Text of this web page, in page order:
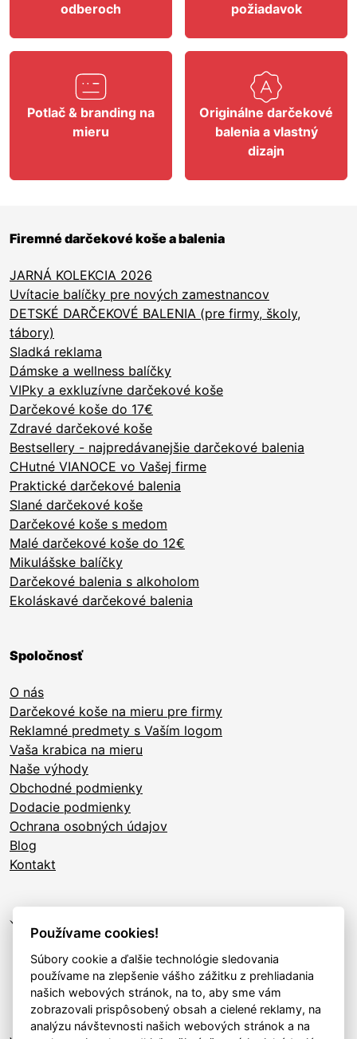
odberoch
požiadavok
Potlač & branding na
mieru
Originálne darčekové
balenia a vlastný
dizajn
Firemné darčekové koše a balenia
JARNÁ KOLEKCIA 2026
Uvítacie balíčky pre nových zamestnancov
DETSKÉ DARČEKOVÉ BALENIA (pre firmy, školy,
tábory)
Sladká reklama
Dámske a wellness balíčky
VIPky a exkluzívne darčekové koše
Darčekové koše do 17€
Zdravé darčekové koše
Bestsellery - najpredávanejšie darčekové balenia
CHutné VIANOCE vo Vašej firme
Praktické darčekové balenia
Slané darčekové koše
Darčekové koše s medom
Malé darčekové koše do 12€
Mikulášske balíčky
Darčekové balenia s alkoholom
Ekoláskavé darčekové balenia
Spoločnosť
O nás
Darčekové koše na mieru pre firmy
Reklamné predmety s Vaším logom
Vaša krabica na mieru
Naše výhody
Obchodné podmienky
Dodacie podmienky
Ochrana osobných údajov
Blog
Kontakt
Používame cookies!
Súbory cookie a ďalšie technológie sledovania
používame na zlepšenie vášho zážitku z prehliadania
našich webových stránok, na to, aby sme vám
zobrazovali prispôsobený obsah a cielené reklamy, na
analýzu návštevnosti našich webových stránok a na